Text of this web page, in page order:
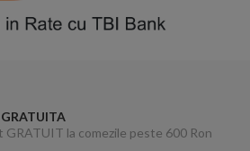
GRATUITA
GRATUIT la comezile peste 600 Ron